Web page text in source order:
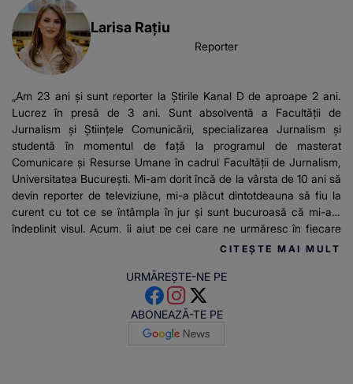
Larisa Rațiu
Reporter
„Am 23 ani și sunt reporter la Știrile Kanal D de aproape 2 ani.
Lucrez în presă de 3 ani. Sunt absolventă a Facultății de
Jurnalism și Științele Comunicării, specializarea Jurnalism și
studentă în momentul de față la programul de masterat
Comunicare și Resurse Umane în cadrul Facultății de Jurnalism,
Universitatea București. Mi-am dorit încă de la vârsta de 10 ani să
devin reporter de televiziune, mi-a plăcut dintotdeauna să fiu la
curent cu tot ce se întâmpla în jur și sunt bucuroasă că mi-am
îndeplinit visul. Acum, îi ajut pe cei care ne urmăresc în fiecare
dimineața să afle cele mai importante știri și să fie la curent cu tot
CITEȘTE MAI MULT
URMĂREȘTE-NE PE
ABONEAZĂ-TE PE